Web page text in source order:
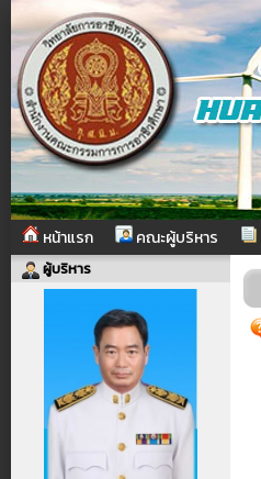
หน้าแรก คณะผู้บริหาร
ผู้บริหาร